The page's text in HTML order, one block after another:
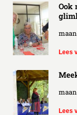
Ook
Lees
Lees